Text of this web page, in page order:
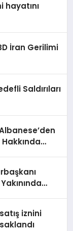
hayatını
İran Gerilimi
Saldırıları
iznini